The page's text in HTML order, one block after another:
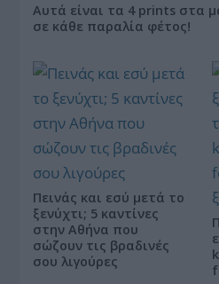
Αυτά είναι τα 4 prints στα
σε κάθε παραλία φέτος!
Πεινάς και εσύ μετά το
ξενύχτι; 5 καντίνες
στην Αθήνα που
σώζουν τις βραδινές
σου λιγούρες